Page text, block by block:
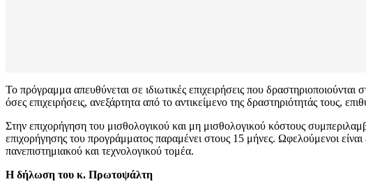
Το πρόγραμμα απευθύνεται σε ιδιωτικές επιχειρήσεις που
όσες επιχειρήσεις, ανεξάρτητα από το αντικείμενο της δραστηριότητάς τους,
Στην επιχορήγηση του μισθολογικού και μη μισθολογικού κόστους
επιχορήγησης του προγράμματος παραμένει στους 15 μήνες. Ωφελούμενοι
πανεπιστημιακού και τεχνολογικού τομέα.
Η δήλωση του κ. Πρωτοψάλτη